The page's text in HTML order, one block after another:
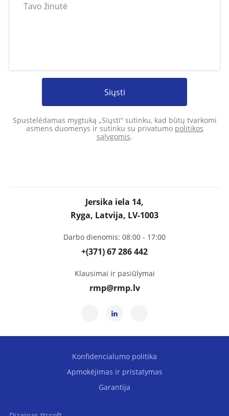
Siųsti
Spustelėdamas mygtuką „Siųsti“ sutinku, kad būtų tvarkomi
asmens duomenys ir sutinku su privatumo politikos
sąlygomis.
Jersika iela 14,
Ryga, Latvija, LV-1003
Darbo dienomis: 08:00 - 17:00
+(371) 67 286 442
Klausimai ir pasiūlymai
rmp@rmp.lv
Konfidencialumo politika
Apmokėjimas ir pristatymas
Garantija